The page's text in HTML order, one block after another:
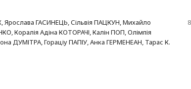
ГАСИНЕЦЬ, Сільвія ПАЦКУН, Михайло
Коралія Адіна КОТОРАЧІ, Калін ПОП, Олімпія
ДУМІТРА, Гораціу ПАПІУ, Анка ГЕРМЕНЕАН, Тарас К.